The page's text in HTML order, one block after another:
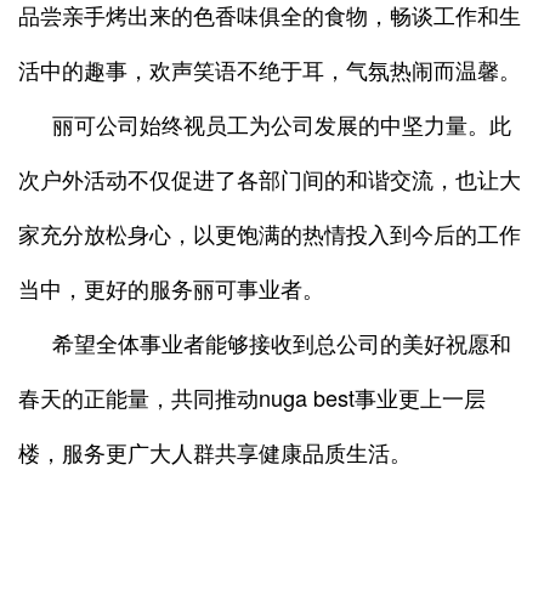
品尝亲手烤出来的色香味俱全的食物，畅谈工作和生
活中的趣事，欢声笑语不绝于耳，气氛热闹而温馨。
丽可公司始终视员工为公司发展的中坚力量。此
次户外活动不仅促进了各部门间的和谐交流，也让大
家充分放松身心，以更饱满的热情投入到今后的工作
当中，更好的服务丽可事业者。
希望全体事业者能够接收到总公司的美好祝愿和
春天的正能量，共同推动nuga best事业更上一层
楼，服务更广大人群共享健康品质生活。